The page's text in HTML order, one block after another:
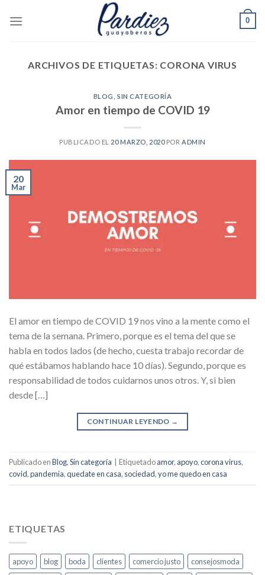
0
ARCHIVOS DE ETIQUETAS: CORONA VIRUS
BLOG ,SIN CATEGORÍA
Amor en tiempo de COVID 19
PUBLICADO EL 20 MARZO, 2020POR ADMIN
20
Mar
El amor en tiempo de COVID 19 nos vino a la mente como el
tema de la semana. Primero, porque es el tema del que se
habla en todos lados (de hecho, cuesta trabajo recordar de
qué estábamos hablando hace 10 días). Segundo, porque es
responsabilidad de todos cuidarnos unos otros. Y, si bien
desde […]
CONTINUAR LEYENDO →
Publicado enBlog,Sin categoría Etiquetadoamor, apoyo,corona virus,
covid,pandemia,quedate en casa, sociedad,yo me quedo en casa
ETIQUETAS
apoyo blog boda clientes comercio justo
consejosmoda